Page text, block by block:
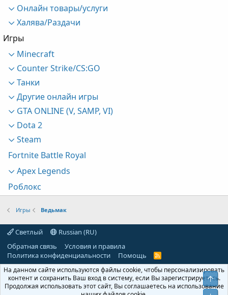
Онлайн товары/услуги
Халява/Раздачи
Игры
Minecraft
Counter Strike/CS:GO
Танки
Другие онлайн игры
GTA ONLINE (V, SAMP, VI)
Dota 2
Steam
Fortnite Battle Royal
Apex Legends
Роблокс
Игры Ведьмак
Светлый
Russian (RU)
Обратная связь
Условия и правила
Политика конфиденциальности
Помощь
R
S
На данном сайте используются файлы cookie, чтобы персонализировать
контент и сохранить Ваш вход в систему, если Вы зарегистрируетесь.
Продолжая использовать этот сайт, Вы соглашаетесь на использование